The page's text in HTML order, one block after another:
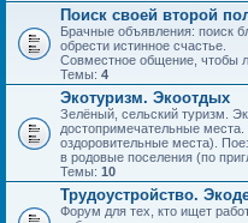
Поиск своей второй
Брачные объявления: поиск
обрести истинное счастье.
Совместное общение, чтобы
Темы: 4
Экотуризм. Экоотдых
Зелёный, сельский туризм.
достопримечательные
оздоровительные места).
в родовые поселения (по
Темы: 10
Трудоустройство.
Форум для тех, кто ищет